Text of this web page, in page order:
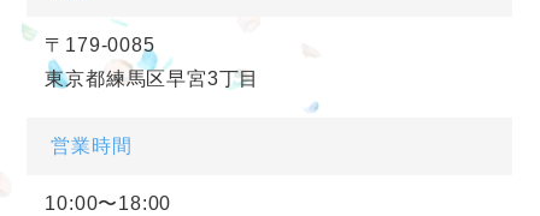
〒179-0085
東京都練馬区早宮3丁目
営業時間
10:00〜18:00